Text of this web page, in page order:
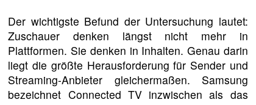
Der wichtigste Befund der Untersuchung lautet:
Zuschauer denken längst nicht mehr in
Plattformen. Sie denken in Inhalten. Genau darin
liegt die größte Herausforderung für Sender und
Streaming-Anbieter gleichermaßen. Samsung
bezeichnet Connected TV inzwischen als das